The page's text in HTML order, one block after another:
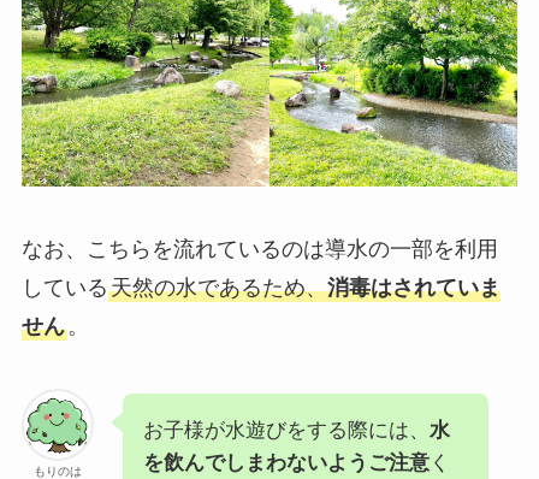
なお、こちらを流れているのは導水の一部を利用
している天然の水であるため、消毒はされていま
せん。
もりのは
お子様が水遊びをする際には、 水
を飲んでしまわないようご注意く